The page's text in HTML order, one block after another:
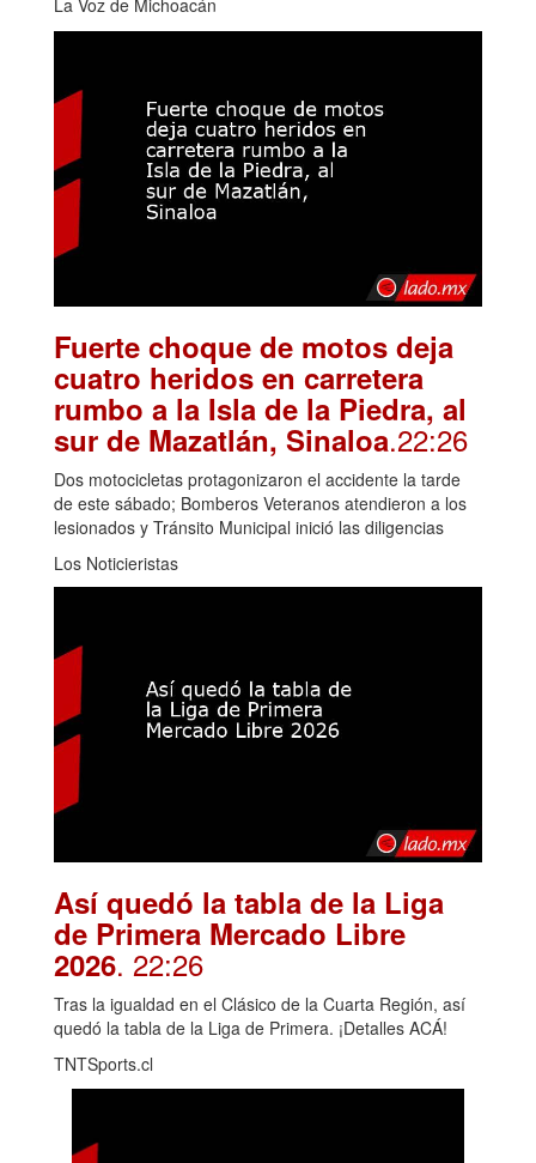
Fuerte choque de motos deja
cuatro heridos en carretera
rumbo a la Isla de la Piedra, al
sur de Mazatlán, Sinaloa.22:26
Dos motocicletas protagonizaron el accidente la tarde
de este sábado; Bomberos Veteranos atendieron a los
lesionados y Tránsito Municipal inició las diligencias
Los Noticieristas
Así quedó la tabla de la Liga
de Primera Mercado Libre
2026. 22:26
Tras la igualdad en el Clásico de la Cuarta Región, así
quedó la tabla de la Liga de Primera. ¡Detalles ACÁ!
TNTSports.cl